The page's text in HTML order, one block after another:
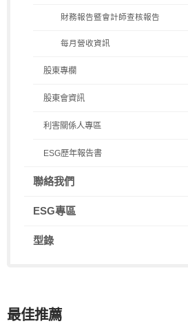
財務報告暨會計師查核報告
每月營收資訊
股東專欄
股東會資訊
利害關係人專區
ESG歷年報告書
聯絡我們
ESG專區
型錄
最佳推薦